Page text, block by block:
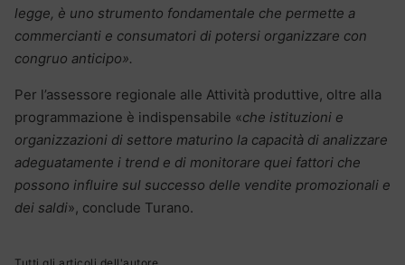
legge, è uno strumento fondamentale che permette a
commercianti e consumatori di potersi organizzare con
congruo anticipo».
Per l’assessore regionale alle Attività produttive, oltre alla
programmazione è indispensabile «che istituzioni e
organizzazioni di settore maturino la capacità di analizzare
adeguatamente i trend e di monitorare quei fattori che
possono influire sul successo delle vendite promozionali e
dei saldi», conclude Turano.